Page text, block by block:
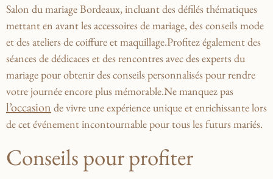
Salon du mariage Bordeaux, incluant des défilés thématiques
mettant en avant les accessoires de mariage, ‍des conseils mode
et des‌ ateliers de coiffure et maquillage.Profitez également des
séances de⁤ dédicaces et des rencontres avec des experts du⁤
mariage pour​ obtenir des conseils personnalisés pour rendre
votre ⁤journée encore plus mémorable.Ne manquez pas
l’occasion de‌ vivre une expérience unique et enrichissante lors
de cet événement incontournable pour tous les ⁢futurs mariés.
Conseils pour⁢ profiter